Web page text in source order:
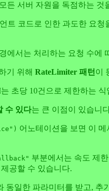
든 서버 자원을 독점하는 것
트 코드로 인한 과도한 요
에서는 처리하는 요청 수
기 위해 RateLimiter 패턴 이
초당 10건으로 제한하는
수 있다는 큰 이점이 있습니
어노테이션을 보면 이
부분에서는 속도 제
공할 수 있습니다.
동일한 파라미터를 받고,